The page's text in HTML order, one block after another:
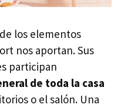
los elementos
nos aportan. Sus
participan
de toda la casa
o el salón. Una